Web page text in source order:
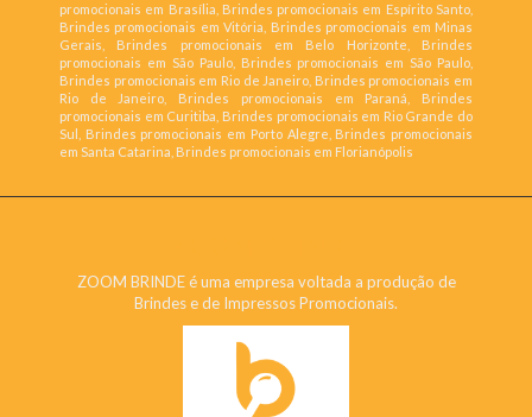
promocionais em Brasília, Brindes promocionais em Espírito Santo,
Brindes promocionais em Vitória, Brindes promocionais em Minas
Gerais, Brindes promocionais em Belo Horizonte, Brindes
promocionais em São Paulo, Brindes promocionais em São Paulo,
Brindes promocionais em Rio de Janeiro, Brindes promocionais em
Rio de Janeiro, Brindes promocionais em Paraná, Brindes
promocionais em Curitiba, Brindes promocionais em Rio Grande do
Sul, Brindes promocionais em Porto Alegre, Brindes promocionais
em Santa Catarina, Brindes promocionais em Florianópolis
ZOOM BRINDE é uma empresa voltada a produção de
Brindes e de Impressos Promocionais.